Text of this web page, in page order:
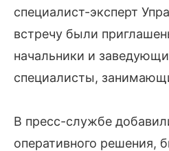
специалист-эксперт
встречу были
начальники и
специалисты,
В пресс-службе
оперативного решения,